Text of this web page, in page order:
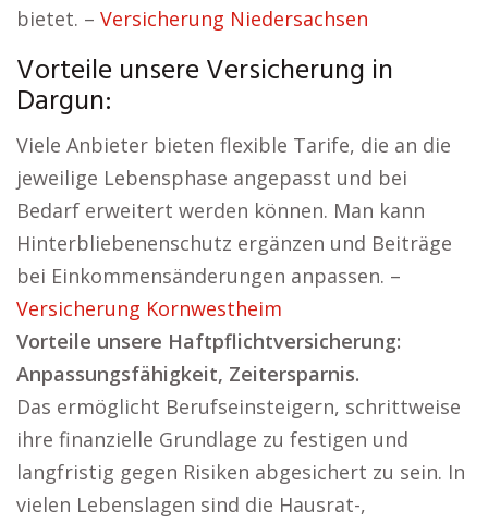
bietet. – Versicherung Niedersachsen
Vorteile unsere Versicherung in
Dargun:
Viele Anbieter bieten flexible Tarife, die an die
jeweilige Lebensphase angepasst und bei
Bedarf erweitert werden können. Man kann
Hinterbliebenenschutz ergänzen und Beiträge
bei Einkommensänderungen anpassen. –
Versicherung Kornwestheim
Vorteile unsere Haftpflichtversicherung:
Anpassungsfähigkeit, Zeitersparnis.
Das ermöglicht Berufseinsteigern, schrittweise
ihre finanzielle Grundlage zu festigen und
langfristig gegen Risiken abgesichert zu sein. In
vielen Lebenslagen sind die Hausrat-,